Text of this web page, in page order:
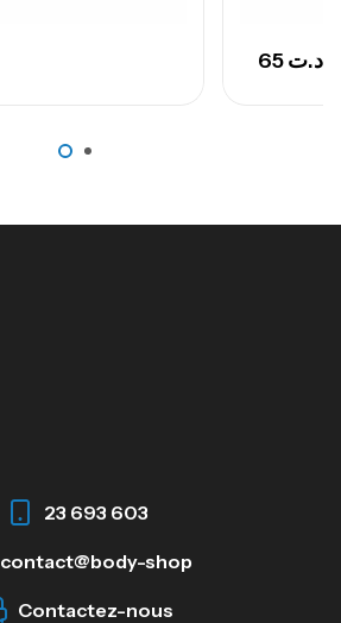
د.ت
23 693 603
contact@body-shop
Contactez-nous